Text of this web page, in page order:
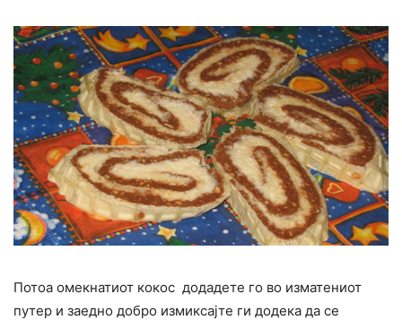
Потоа омекнатиот кокос додадете го во изматениот
путер и заедно добро измиксајте ги додека да се